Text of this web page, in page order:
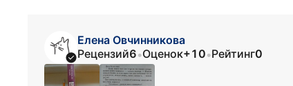
Елена Овчинникова
Рецензий6•Оценок+10•Рейтинг0